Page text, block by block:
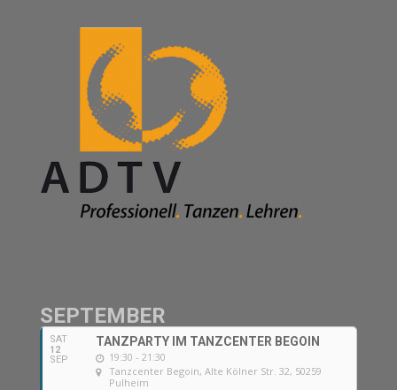
SEPTEMBER
SAT
12
SEP
TANZPARTY IM TANZCENTER BEGOIN
19:30 - 21:30
Tanzcenter Begoin, Alte Kölner Str. 32, 50259
Pulheim